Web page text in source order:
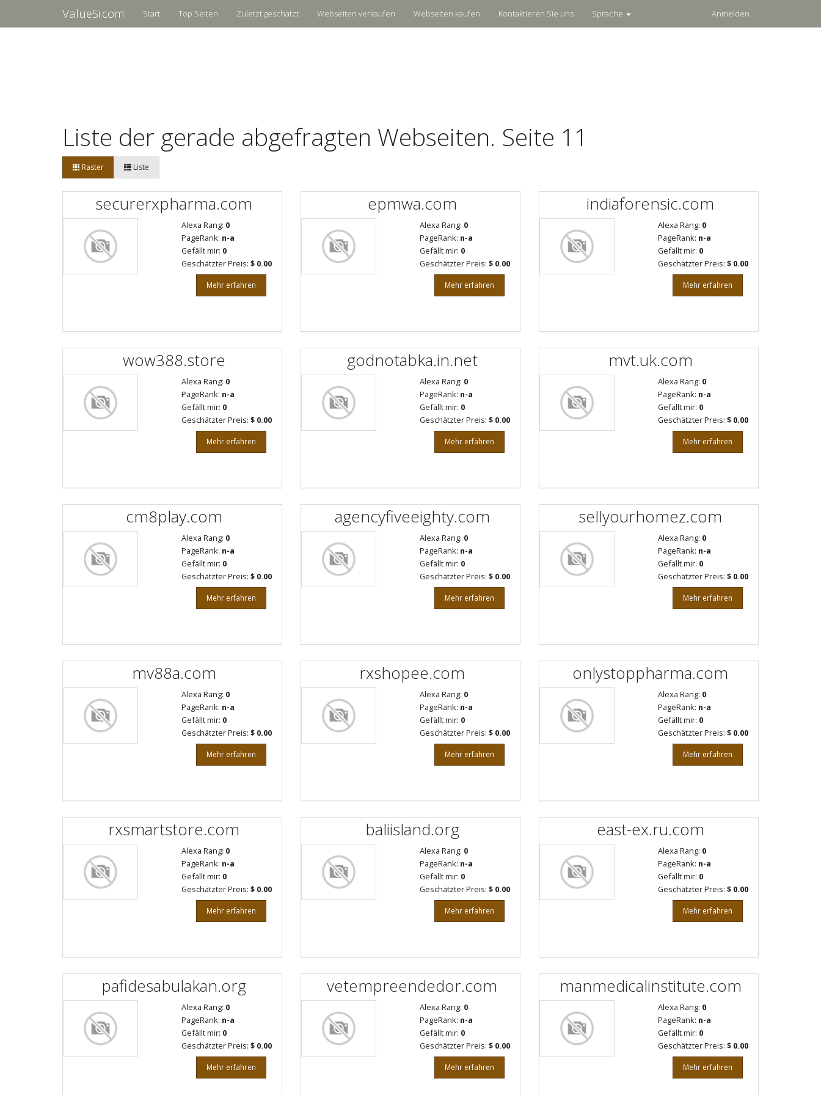
ValueSi.com Start Top Seiten Zuletzt geschätzt Webseiten verkaufen Webseiten kaufen Kontaktieren Sie uns Sprache Anmelden
Liste der gerade abgefragten Webseiten. Seite 11
Raster Liste
securerxpharma.com
Alexa Rang: 0
PageRank: n-a
Gefällt mir: 0
Geschätzter Preis: $ 0.00
Mehr erfahren
epmwa.com
Alexa Rang: 0
PageRank: n-a
Gefällt mir: 0
Geschätzter Preis: $ 0.00
Mehr erfahren
indiaforensic.com
Alexa Rang: 0
PageRank: n-a
Gefällt mir: 0
Geschätzter Preis: $ 0.00
Mehr erfahren
wow388.store
Alexa Rang: 0
PageRank: n-a
Gefällt mir: 0
Geschätzter Preis: $ 0.00
Mehr erfahren
godnotabka.in.net
Alexa Rang: 0
PageRank: n-a
Gefällt mir: 0
Geschätzter Preis: $ 0.00
Mehr erfahren
mvt.uk.com
Alexa Rang: 0
PageRank: n-a
Gefällt mir: 0
Geschätzter Preis: $ 0.00
Mehr erfahren
cm8play.com
Alexa Rang: 0
PageRank: n-a
Gefällt mir: 0
Geschätzter Preis: $ 0.00
Mehr erfahren
agencyfiveeighty.com
Alexa Rang: 0
PageRank: n-a
Gefällt mir: 0
Geschätzter Preis: $ 0.00
Mehr erfahren
sellyourhomez.com
Alexa Rang: 0
PageRank: n-a
Gefällt mir: 0
Geschätzter Preis: $ 0.00
Mehr erfahren
mv88a.com
Alexa Rang: 0
PageRank: n-a
Gefällt mir: 0
Geschätzter Preis: $ 0.00
Mehr erfahren
rxshopee.com
Alexa Rang: 0
PageRank: n-a
Gefällt mir: 0
Geschätzter Preis: $ 0.00
Mehr erfahren
onlystoppharma.com
Alexa Rang: 0
PageRank: n-a
Gefällt mir: 0
Geschätzter Preis: $ 0.00
Mehr erfahren
rxsmartstore.com
Alexa Rang: 0
PageRank: n-a
Gefällt mir: 0
Geschätzter Preis: $ 0.00
Mehr erfahren
baliisland.org
Alexa Rang: 0
PageRank: n-a
Gefällt mir: 0
Geschätzter Preis: $ 0.00
Mehr erfahren
east-ex.ru.com
Alexa Rang: 0
PageRank: n-a
Gefällt mir: 0
Geschätzter Preis: $ 0.00
Mehr erfahren
pafidesabulakan.org
Alexa Rang: 0
PageRank: n-a
Gefällt mir: 0
Geschätzter Preis: $ 0.00
Mehr erfahren
vetempreendedor.com
Alexa Rang: 0
PageRank: n-a
Gefällt mir: 0
Geschätzter Preis: $ 0.00
Mehr erfahren
manmedicalinstitute.com
Alexa Rang: 0
PageRank: n-a
Gefällt mir: 0
Geschätzter Preis: $ 0.00
Mehr erfahren